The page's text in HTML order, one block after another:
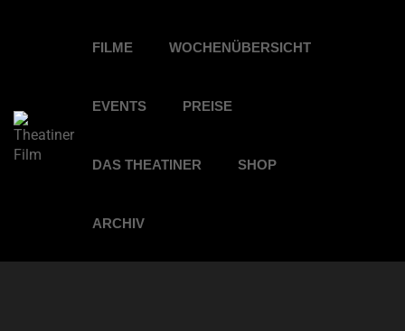
FILME WOCHENÜBERSICHT
EVENTS PREISE
DAS THEATINER SHOP
ARCHIV